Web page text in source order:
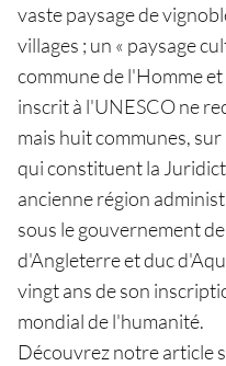
vaste paysage de
villages ; un « paysage
commune de l'Homme
inscrit à l'UNESCO ne
mais huit communes,
qui constituent la
ancienne région
sous le gouvernement
d'Angleterre et duc
vingt ans de son
mondial de l'humanité.
Découvrez notre article